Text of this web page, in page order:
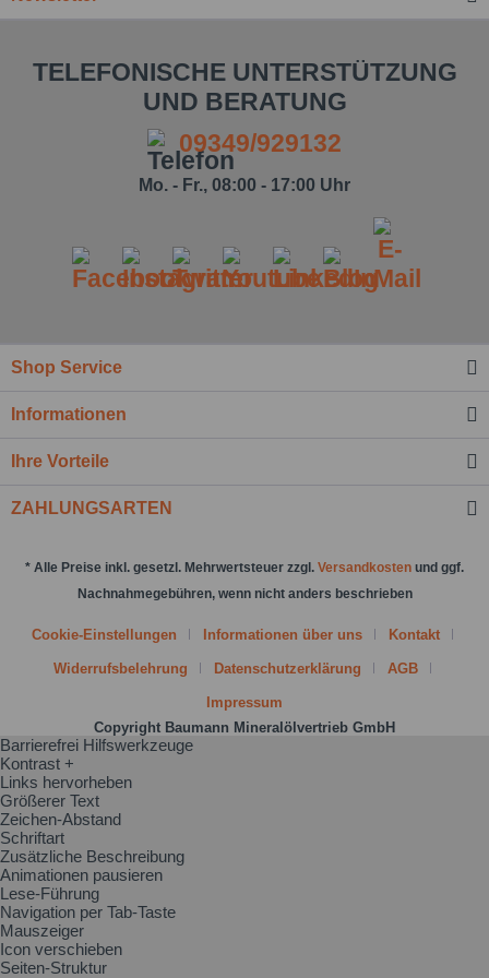
Ich habe die
Kenntnis genommen.*
TELEFONISCHE UNTERSTÜTZUNG
UND BERATUNG
09349/929132
Mo. - Fr., 08:00 - 17:00 Uhr
Shop Service
Informationen
Ihre Vorteile
ZAHLUNGSARTEN
* Alle Preise inkl. gesetzl. Mehrwertsteuer zzgl. Versandkosten und ggf.
Nachnahmegebühren, wenn nicht anders beschrieben
Cookie-Einstellungen Informationen über uns Kontakt
Widerrufsbelehrung Datenschutzerklärung AGB
Impressum
Copyright Baumann Mineralölvertrieb GmbH
Barrierefrei Hilfswerkzeuge
Kontrast +
Links hervorheben
Größerer Text
Zeichen-Abstand
Schriftart
Zusätzliche Beschreibung
Animationen pausieren
Lese-Führung
Navigation per Tab-Taste
Mauszeiger
Icon verschieben
Seiten-Struktur